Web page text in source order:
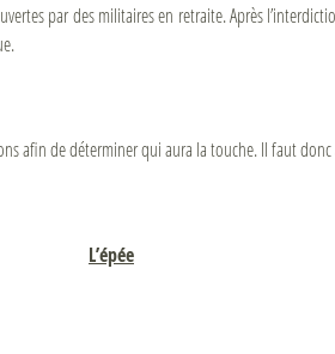
par des militaires en retraite. Après
afin de déterminer qui aura la touche. Il faut
L’épée